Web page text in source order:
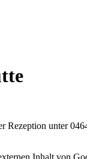
Rezeption unter
Inhalt von